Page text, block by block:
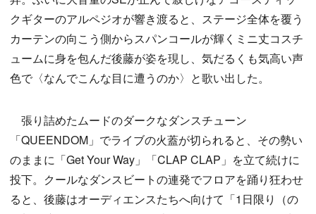
クギターのアルペジオが響き渡ると、ステージ全体を覆う
カーテンの向こう側からスパンコールが輝くミニ丈コスチ
ュームに身を包んだ後藤が姿を現し、気だるくも気高い声
色で〈なんでこんな目に遭うのか〉と歌い出した。
張り詰めたムードのダークなダンスチューン
「QUEENDOM」でライブの火蓋が切られると、その勢い
のままに「Get Your Way」「CLAP CLAP」を立て続けに
投下。クールなダンスビートの連発でフロアを踊り狂わせ
ると、後藤はオーディエンスたちへ向けて「1日限り（の